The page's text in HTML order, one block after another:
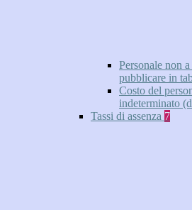
Personale non
pubblicare in
Costo del
indeterminato
Tassi di assenza 7